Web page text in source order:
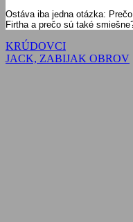
Ostáva iba jedna otázka:
Firtha a prečo sú také
Navigácia
v
Previous
Post:
KRÚDOVCI
Next
JACK, ZABIJAK OBROV